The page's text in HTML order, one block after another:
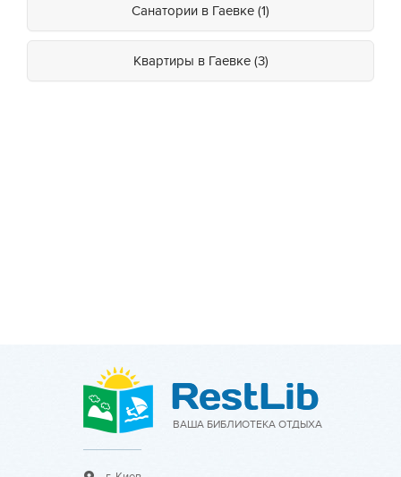
Санатории в Гаевке (1)
Квартиры в Гаевке (3)
ВАША БИБЛИОТЕКА ОТДЫХА